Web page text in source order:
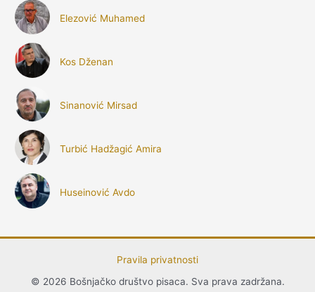
Elezović Muhamed
Kos Dženan
Sinanović Mirsad
Turbić Hadžagić Amira
Huseinović Avdo
Pravila privatnosti
© 2026 Bošnjačko društvo pisaca. Sva prava zadržana.